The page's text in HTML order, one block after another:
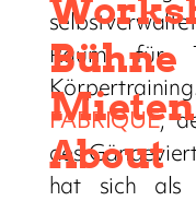
Bühne
Mieten
About
Raum für
FABRIQUE,
des
hat sich als